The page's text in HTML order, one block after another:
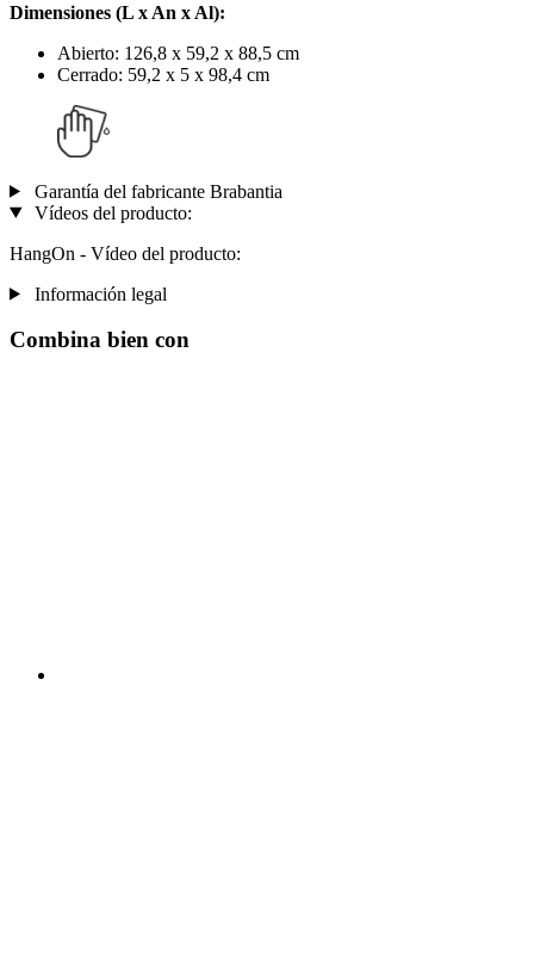
Dimensiones (L x An x Al):
Abierto: 126,8 x 59,2 x 88,5 cm
Cerrado: 59,2 x 5 x 98,4 cm
Garantía del fabricante Brabantia
Vídeos del producto:
HangOn - Vídeo del producto:
Información legal
Combina bien con